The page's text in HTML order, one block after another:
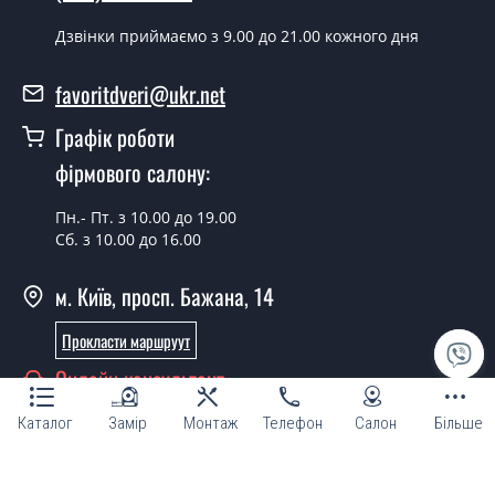
Каталог Замір Монтаж Телефон Салон Більше
Скільки коштує встановлення дверей
Modern-05 Dark?
Вартість встановлення дверей Modern-05 Dark - от
Можна на сьогодні викликати
замірника?
Так можна.
двері фаворит?
Так, ми маємо великий асортимент готових
міжкімнатних дверей ТМ Фаворит.
Ви робите нестандартні міжкімнатні
двері?
Дзвінки приймаємо з 9.00 до 21.00 кожного дня
favoritdveri@ukr.net
Графік роботи
фірмового салону:
Пн.- Пт. з 10.00 до 19.00
Сб. з 10.00 до 16.00
м. Київ, просп. Бажана, 14
Прокласти маршруут
Онлайн консультант